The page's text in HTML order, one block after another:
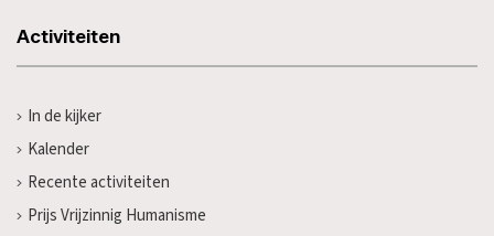
Activiteiten
In de kijker
Kalender
Recente activiteiten
Prijs Vrijzinnig Humanisme